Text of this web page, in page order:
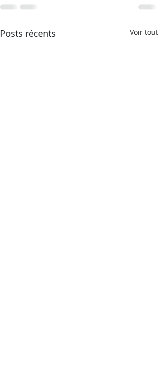
Posts récents Voir tout